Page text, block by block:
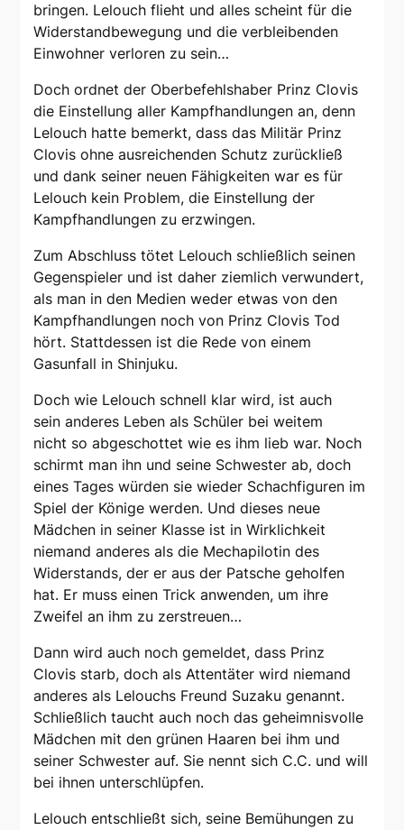
bringen. Lelouch flieht und alles scheint für die
Widerstandbewegung und die verbleibenden
Einwohner verloren zu sein…
Doch ordnet der Oberbefehlshaber Prinz Clovis
die Einstellung aller Kampfhandlungen an, denn
Lelouch hatte bemerkt, dass das Militär Prinz
Clovis ohne ausreichenden Schutz zurückließ
und dank seiner neuen Fähigkeiten war es für
Lelouch kein Problem, die Einstellung der
Kampfhandlungen zu erzwingen.
Zum Abschluss tötet Lelouch schließlich seinen
Gegenspieler und ist daher ziemlich verwundert,
als man in den Medien weder etwas von den
Kampfhandlungen noch von Prinz Clovis Tod
hört. Stattdessen ist die Rede von einem
Gasunfall in Shinjuku.
Doch wie Lelouch schnell klar wird, ist auch
sein anderes Leben als Schüler bei weitem
nicht so abgeschottet wie es ihm lieb war. Noch
schirmt man ihn und seine Schwester ab, doch
eines Tages würden sie wieder Schachfiguren im
Spiel der Könige werden. Und dieses neue
Mädchen in seiner Klasse ist in Wirklichkeit
niemand anderes als die Mechapilotin des
Widerstands, der er aus der Patsche geholfen
hat. Er muss einen Trick anwenden, um ihre
Zweifel an ihm zu zerstreuen…
Dann wird auch noch gemeldet, dass Prinz
Clovis starb, doch als Attentäter wird niemand
anderes als Lelouchs Freund Suzaku genannt.
Schließlich taucht auch noch das geheimnisvolle
Mädchen mit den grünen Haaren bei ihm und
seiner Schwester auf. Sie nennt sich C.C. und will
bei ihnen unterschlüpfen.
Lelouch entschließt sich, seine Bemühungen zu